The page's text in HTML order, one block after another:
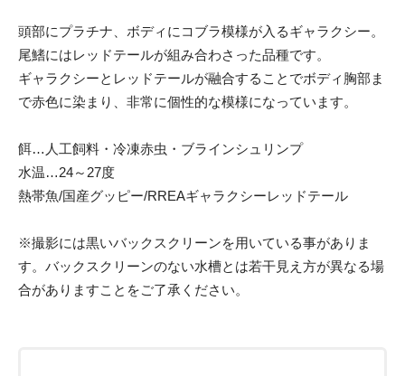
頭部にプラチナ、ボディにコブラ模様が入るギャラクシー。
尾鰭にはレッドテールが組み合わさった品種です。
ギャラクシーとレッドテールが融合することでボディ胸部ま
で赤色に染まり、非常に個性的な模様になっています。
餌…人工飼料・冷凍赤虫・ブラインシュリンプ
水温…24～27度
熱帯魚/国産グッピー/RREAギャラクシーレッドテール
※撮影には黒いバックスクリーンを用いている事がありま
す。バックスクリーンのない水槽とは若干見え方が異なる場
合がありますことをご了承ください。